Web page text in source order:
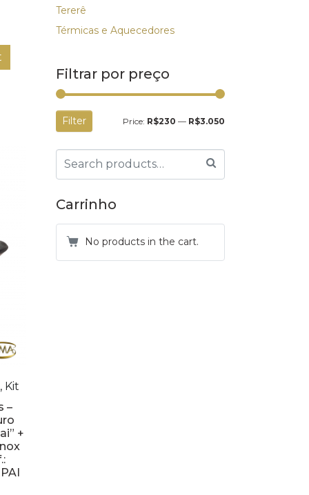
Kit
–
+
Tererê
Térmicas e Aquecedores
Filtrar por preço
Filter Price: R$230 — R$3.050
Carrinho
No products in the cart.